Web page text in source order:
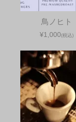
鳥ノヒト
¥1,000(税込)